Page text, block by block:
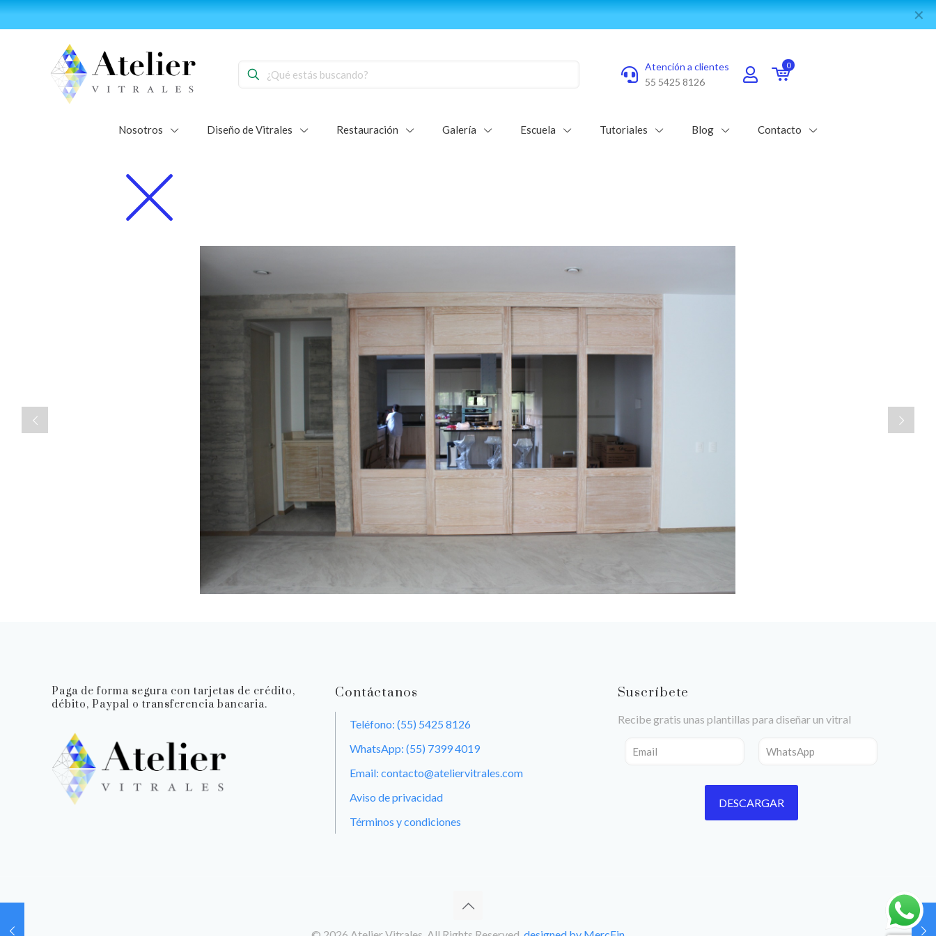
✕
Atención a clientes
55 5425 8126
0
Nosotros Diseño de Vitrales Restauración Galería Escuela Tutoriales Blog Contacto
Paga de forma segura con tarjetas de crédito,
débito, Paypal o transferencia bancaria.
Contáctanos
Teléfono: (55) 5425 8126
WhatsApp: (55) 7399 4019
Email: contacto@ateliervitrales.com
Aviso de privacidad
Términos y condiciones
Suscríbete
Recibe gratis unas plantillas para diseñar un vitral